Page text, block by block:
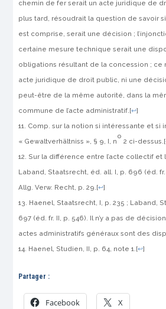
che­min de fer serait un acte juridique de
plus tard, résoudrait la question de savoir
est com­prise, serait une décision ;
certaine mesure technique serait une
obliga­tions résultant de la concession ; ce
acte juridi­que de droit public, ni une
peut-être de la même autorité, dans la
commune de l’acte administratif.[↩]
Comp. sur la notion si intéressante et si
« Gewaltverhältniss », § 9, I, n
o
2 ci-dessus.[
Sur la différence entre l’acte collectif et
Laband, Staatsrecht, éd. all. I, p. 696 (éd. fr.
Allg. Verw. Recht, p. 29.[↩]
Haenel, Staatsrecht, I, p. 235 ; Laband,
697 (éd. fr. II, p. 546). Il n’y a pas de
actes administratifs généraux sont des
Haenel, Studien, II, p. 64, note 1.[↩]
Partager :
Facebook X